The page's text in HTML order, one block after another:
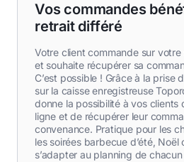
Vos commandes
retrait différé
Votre client commande sur
et souhaite récupérer sa
C’est possible ! Grâce à la prise
sur la caisse enregistreuse
donne la possibilité à vos clients
ligne et de récupérer leur
convenance. Pratique pour les
les soirées barbecue d’été,
s’adapter au planning de chacun